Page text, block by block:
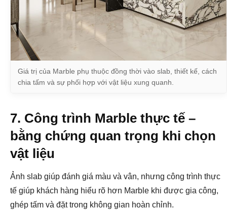
Giá trị của Marble phụ thuộc đồng thời vào slab, thiết kế, cách
chia tấm và sự phối hợp với vật liệu xung quanh.
7. Công trình Marble thực tế –
bằng chứng quan trọng khi chọn
vật liệu
Ảnh slab giúp đánh giá màu và vân, nhưng công trình thực
tế giúp khách hàng hiểu rõ hơn Marble khi được gia công,
ghép tấm và đặt trong không gian hoàn chỉnh.